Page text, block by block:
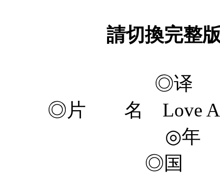
請切換完整
◎译
◎片 名 Love
◎年
◎国